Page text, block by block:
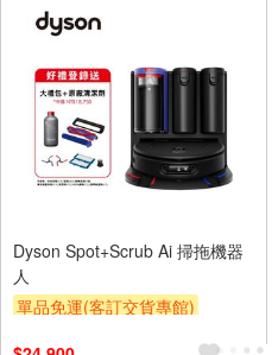
Dyson Spot+Scrub Ai 掃拖機器
人
單品免運(客訂交貨專館)